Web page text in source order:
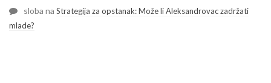
sloba na Strategija za opstanak: Može li Aleksandrovac zadržati
mlade?